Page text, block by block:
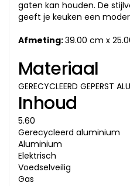
gaten kan houden. De
geeft je keuken een
Afmeting:39.00 cm x
Materiaal
GERECYCLEERD GEPERST
Inhoud
5.60
Gerecycleerd aluminium
Aluminium
Elektrisch
Voedselveilig
Gas